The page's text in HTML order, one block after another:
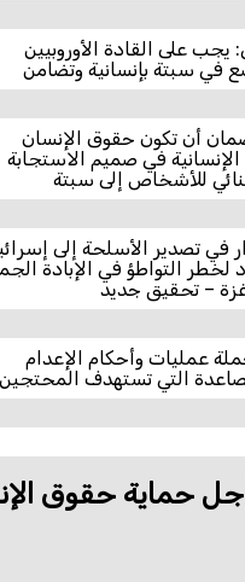
يجب على القادة الأوروبيين
في سبتة بإنسانية وتضامن
أن تكون حقوق الإنسان
الإنسانية في صميم الاستجابة
للأشخاص إلى سبتة
في تصدير الأسلحة إلى
لخطر التواطؤ في الإبادة
– تحقيق جديد
عمليات وأحكام الإعدام
التي تستهدف المحتجين
حماية حقوق